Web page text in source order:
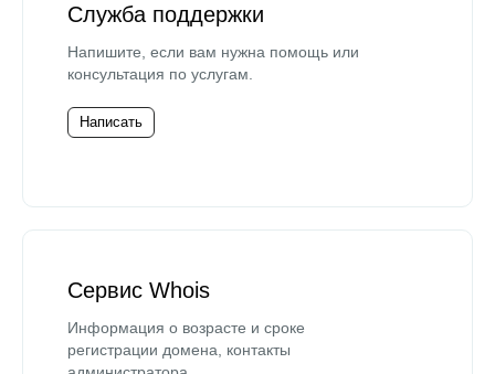
Служба поддержки
Напишите, если вам нужна помощь или
консультация по услугам.
Написать
Сервис Whois
Информация о возрасте и сроке
регистрации домена, контакты